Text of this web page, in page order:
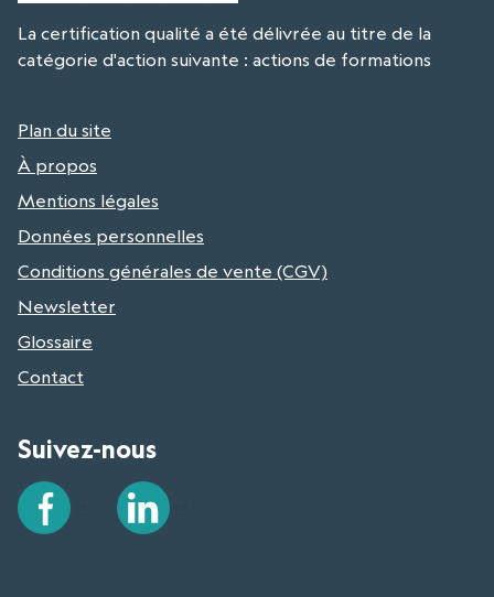
La certification qualité a été délivrée au titre de la
catégorie d'action suivante : actions de formations
Plan du site
À propos
Mentions légales
Données personnelles
Conditions générales de vente (CGV)
Newsletter
Glossaire
Contact
Suivez-nous
Facebook